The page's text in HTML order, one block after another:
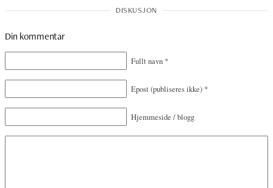
Din kommentar
Fullt navn *
Epost(publiseres ikke) *
Hjemmeside / blogg